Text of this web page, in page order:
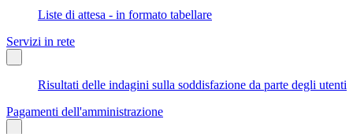
Liste di attesa - in formato tabellare
Servizi in rete
Risultati delle indagini sulla soddisfazione da parte degli utenti
Pagamenti dell'amministrazione